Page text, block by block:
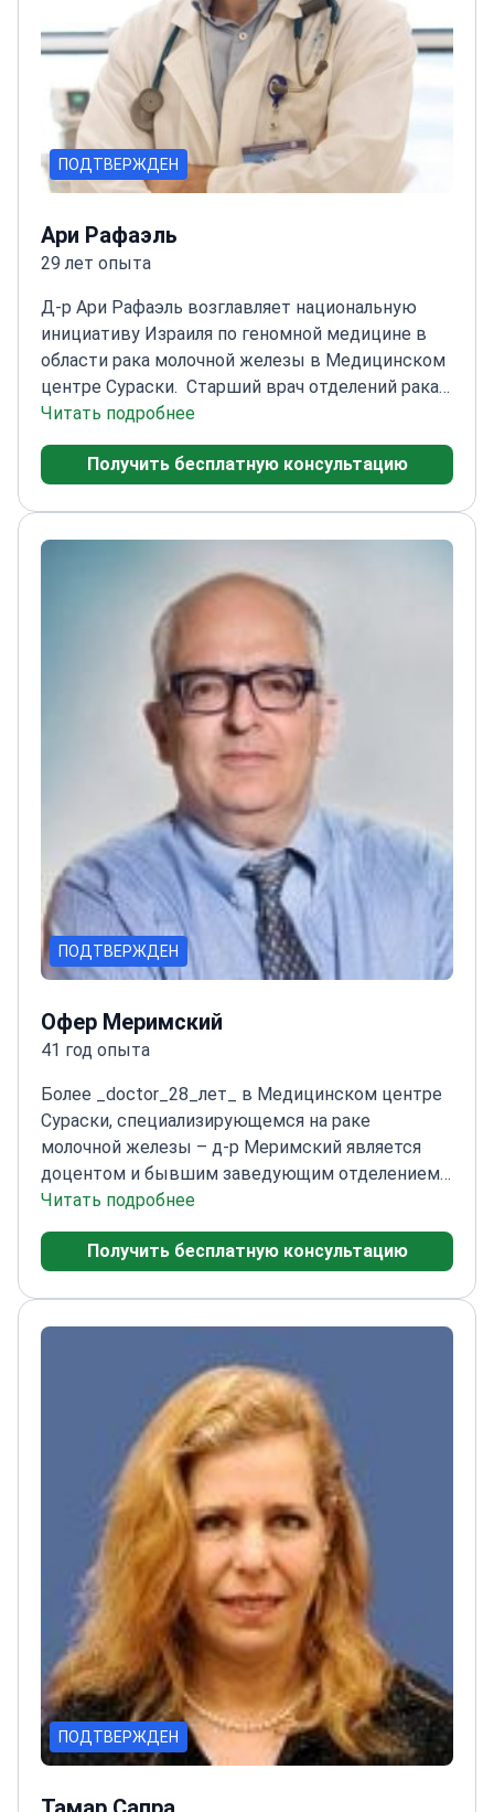
ПОДТВЕРЖДЕН
Ари Рафаэль
29 лет опыта
Д-р Ари Рафаэль возглавляет национальную
инициативу Израиля по геномной медицине в
области рака молочной железы в Медицинском
центре Сураски. Старший врач отделений рака
молочной железы и легких
геномном профилировании и жидкостных
биопсияхГлавный исследователь в
иммунотерапииВыдающийся преподаватель
медицинского факультета Тель-Авивского
Член ESMO и Международной
ассоциации по изучению рака легких
Читать подробнее
Получить бесплатную консультацию
ПОДТВЕРЖДЕН
Офер Меримский
41 год опыта
Более _doctor_28_лет_ в Медицинском центре
Сураски, специализирующемся на раке
молочной железы – д-р Меримский является
доцентом и бывшим заведующим отделением
онкологии. Обширный опыт исследований в
области иммунологии опухолей в Медицинском
исследовательском центре
диссертация по дольковой карциноме in
situСтажировка по саркоме мягких тканей и
костей в Институте Густава Русси,
Активный член ESMO и ASCO с
многочисленными выступлениями на
конференциях
Читать подробнее
Получить бесплатную консультацию
ПОДТВЕРЖДЕН